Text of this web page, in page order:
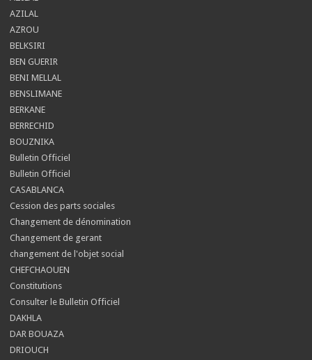
AZILAL
AZROU
BELKSIRI
BEN GUERIR
BENI MELLAL
BENSLIMANE
BERKANE
BERRECHID
BOUZNIKA
Bulletin Officiel
Bulletin Officiel
CASABLANCA
Cession des parts sociales
Changement de dénomination
Changement de gerant
changement de l'objet social
CHEFCHAOUEN
Constitutions
Consulter le Bulletin Officiel
DAKHLA
DAR BOUAZA
DRIOUCH